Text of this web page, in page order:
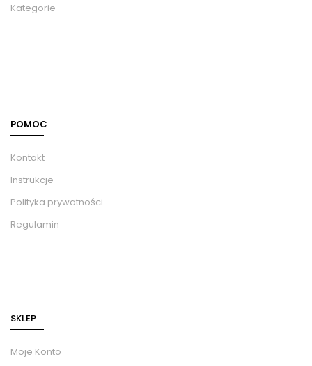
Kategorie
POMOC
Kontakt
Instrukcje
Polityka prywatności
Regulamin
SKLEP
Moje Konto